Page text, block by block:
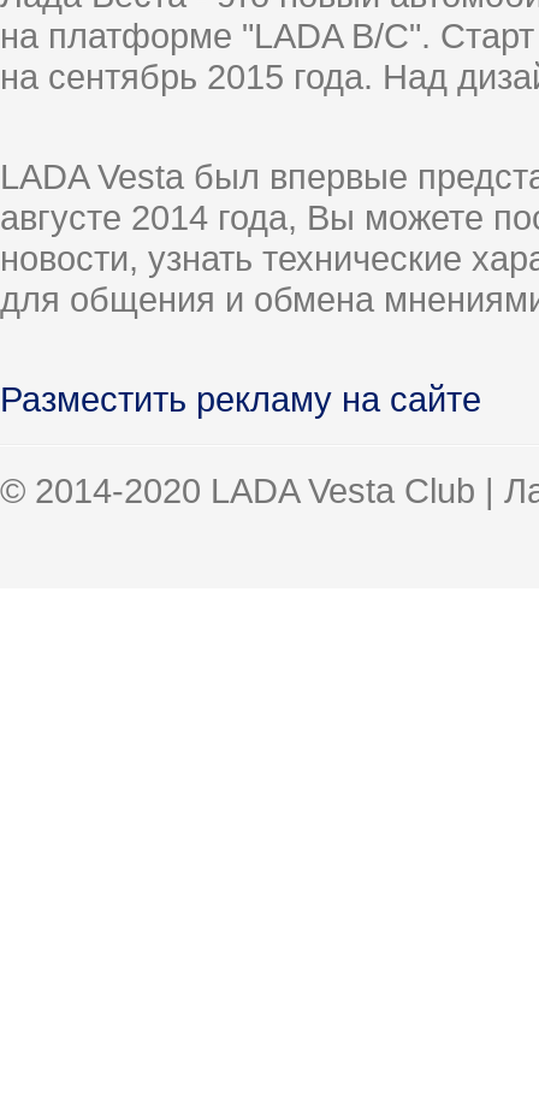
на платформе "LADA B/C".
на сентябрь 2015 года. Над
LADA Vesta был впервые
августе 2014 года, Вы можете
новости, узнать технические
для общения и обмена
Разместить рекламу на сайте
© 2014-2020 LADA Vesta Club |